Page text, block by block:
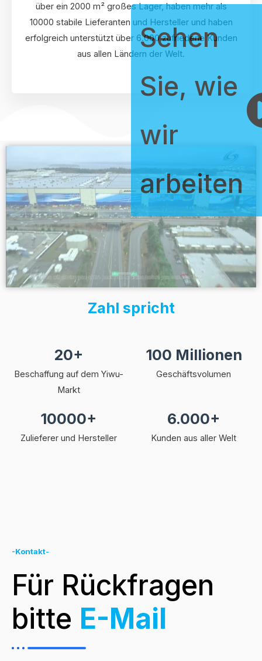
über ein 2000 m² großes Lager, haben mehr als
10000 stabile Lieferanten und Hersteller und haben
erfolgreich unterstützt über 6.000 zufriedene Kunden
aus allen Ländern der Welt.
Sehen
Sie, wie
wir
arbeiten
Zahl spricht
20+
Beschaffung auf dem Yiwu-
Markt
100 Millionen
Geschäftsvolumen
10000+
Zulieferer und Hersteller
6.000+
Kunden aus aller Welt
-Kontakt-
Für Rückfragen
bitte E-Mail